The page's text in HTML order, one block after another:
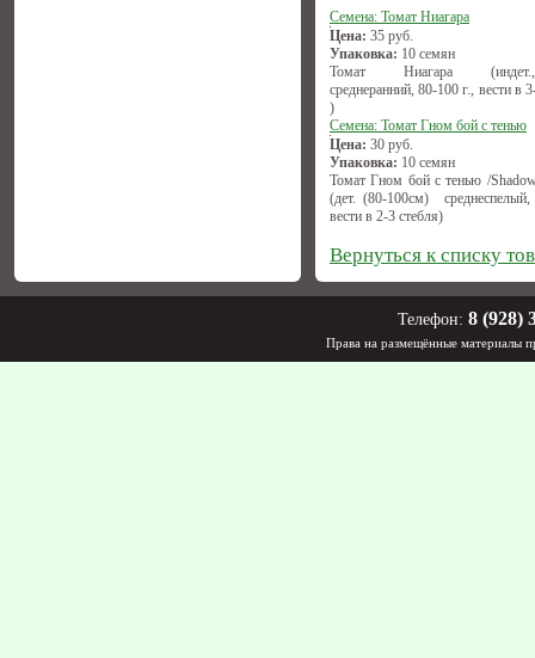
Семена: Томат Ниагара
Цена: 35 руб.
Упаковка: 10 семян
Томат Ниагара
среднеранний, 80-100 г., вести в
)
Семена: Томат Гном бой с тенью
Цена: 30 руб.
Упаковка: 10 семян
Томат Гном бой с тенью /
(дет. (80-100см)
вести в 2-3 стебля)
Вернуться к списку
Телефон: 8 (928)
Права на размещённые материалы